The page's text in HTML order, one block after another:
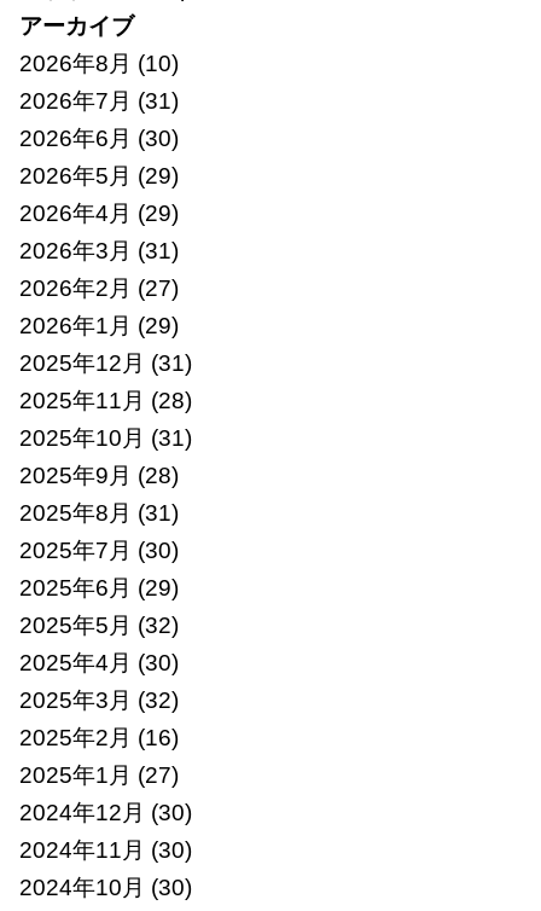
アーカイブ
2026年8月 (10)
2026年7月 (31)
2026年6月 (30)
2026年5月 (29)
2026年4月 (29)
2026年3月 (31)
2026年2月 (27)
2026年1月 (29)
2025年12月 (31)
2025年11月 (28)
2025年10月 (31)
2025年9月 (28)
2025年8月 (31)
2025年7月 (30)
2025年6月 (29)
2025年5月 (32)
2025年4月 (30)
2025年3月 (32)
2025年2月 (16)
2025年1月 (27)
2024年12月 (30)
2024年11月 (30)
2024年10月 (30)